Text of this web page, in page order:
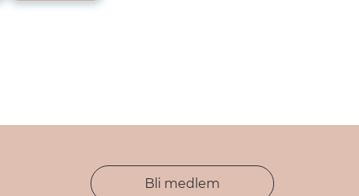
Bli medlem